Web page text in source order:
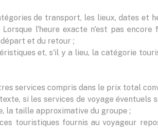
de transport, les lieux, dates et
Lorsque l'heure exacte n'est pas
et du retour ;
et, s'il y a lieu, la catégorie
services compris dans le prix total
si les services de voyage
la taille approximative du groupe ;
touristiques fournis au voyageur